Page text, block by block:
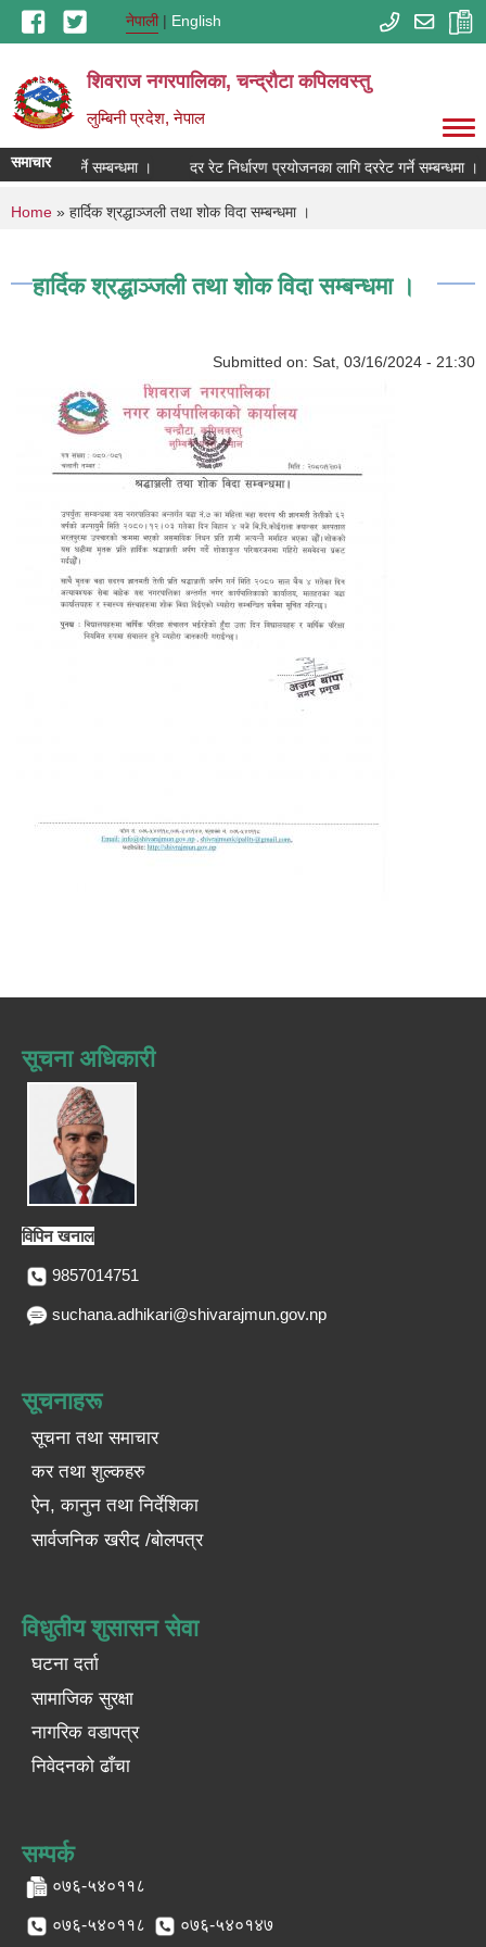
Skip to main contentनेपाली English
शिवराज नगरपालिका, चन्द्राैटा कपिलवस्तु
लुम्बिनी प्रदेश, नेपाल
समाचार
दररेट गर्ने सम्बन्धमा । दर रेट निर्धारण प्रयोजनका लागि दररेट गर्ने सम्बन्धमा ।
You are here
Home » हार्दिक श्रद्धाञ्जली तथा शोक विदा सम्बन्धमा ।
हार्दिक श्रद्धाञ्जली तथा शोक विदा सम्बन्धमा ।
Submitted on: Sat, 03/16/2024 - 21:30
सूचना अधिकारी
विपिन खनाल
9857014751
suchana.adhikari@shivarajmun.gov.np
सूचनाहरू
सूचना तथा समाचार
कर तथा शुल्कहरु
ऐन, कानुन तथा निर्देशिका
सार्वजनिक खरीद /बोलपत्र
विधुतीय शुसासन सेवा
घटना दर्ता
सामाजिक सुरक्षा
नागरिक वडापत्र
निवेदनको ढाँचा
सम्पर्क
०७६-५४०११८
०७६-५४०११८ ०७६-५४०१४७